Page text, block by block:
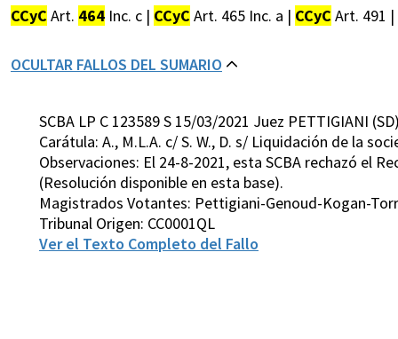
CCyC Art. 464 Inc. c | CCyC Art. 465 Inc. a | CCyC Art. 491 |
OCULTAR FALLOS DEL SUMARIO
SCBA LP C 123589 S 15/03/2021 Juez PETTIGIANI
Carátula: A., M.L.A. c/ S. W., D. s/ Liquidación de la
Observaciones: El 24-8-2021, esta SCBA rechazó el
(Resolución disponible en esta base).
Magistrados Votantes: Pettigiani-Genoud-Kogan-
Tribunal Origen: CC0001QL
Ver el Texto Completo del Fallo